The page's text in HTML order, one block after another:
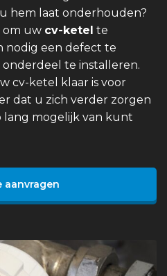
hem laat onderhouden?
om uw cv-ketel te
nodig een defect te
te installeren.
cv-ketel klaar is voor
dat u zich verder zorgen
lang mogelijk van kunt
aanvragen